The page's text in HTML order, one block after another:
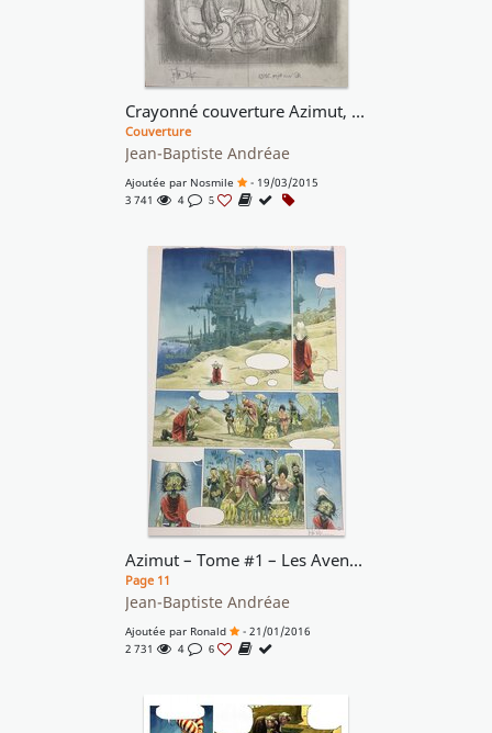
Crayonné couverture Azimut, Tome I
Couverture
Jean-Baptiste Andréae
Ajoutée par Nosmile
- 19/03/2015
3 741
4 5
Azimut – Tome #1 – Les Aventuriers du temps perdu- pl. 11
Page 11
Jean-Baptiste Andréae
Ajoutée par Ronald
- 21/01/2016
2 731
4 6